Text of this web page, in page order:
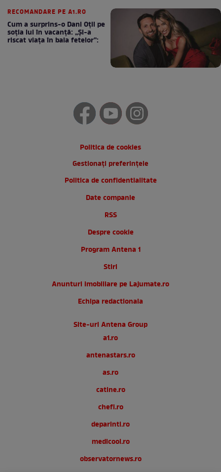
RECOMANDARE PE A1.RO
Cum a surprins-o Dani Oțil pe
soția lui în vacanță: „Și-a
riscat viața în baia fetelor”:
Politica de cookies
Gestionați preferințele
Politica de confidentialitate
Date companie
RSS
Despre cookie
Program Antena 1
Stiri
Anunturi imobiliare pe Lajumate.ro
Echipa redactionala
Site-uri Antena Group
a1.ro
antenastars.ro
as.ro
catine.ro
chefi.ro
deparinti.ro
medicool.ro
observatornews.ro